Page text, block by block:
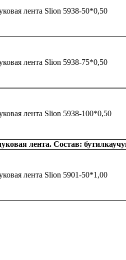
лента Slion 5938-50*0,50
лента Slion 5938-75*0,50
лента Slion 5938-100*0,50
лента. Состав:
лента Slion 5901-50*1,00